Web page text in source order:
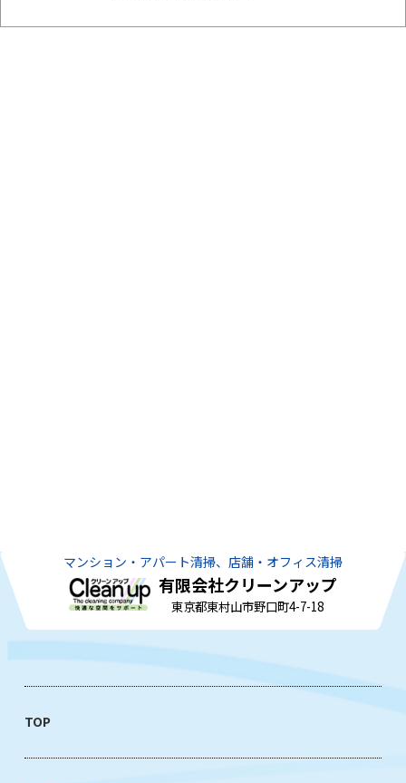
マンション・アパート清掃、店舗・オフィス清掃
有限会社クリーンアップ
東京都東村山市野口町4-7-18
TOP